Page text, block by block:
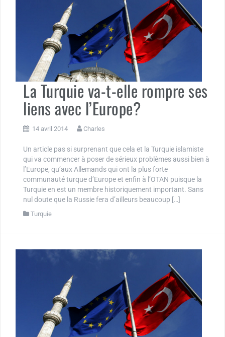
La Turquie va-t-elle rompre ses
liens avec l’Europe?
14 avril 2014 Charles
Un article pas si surprenant que cela et la Turquie islamiste
qui va commencer à poser de sérieux problèmes aussi bien à
l’Europe, qu’aux Allemands qui ont la plus forte
communauté turque d’Europe et enfin à l’OTAN puisque la
Turquie en est un membre historiquement important. Sans
nul doute que la Russie fera d’ailleurs beaucoup […]
Turquie